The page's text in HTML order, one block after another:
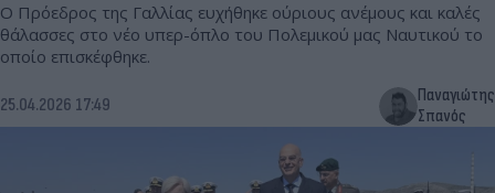
Ο Πρόεδρος της Γαλλίας ευχήθηκε ούριους ανέμους και καλές
θάλασσες στο νέο υπερ-όπλο του Πολεμικού μας Ναυτικού το
οποίο επισκέφθηκε.
25.04.2026 17:49
Παναγιώτης
Σπανός